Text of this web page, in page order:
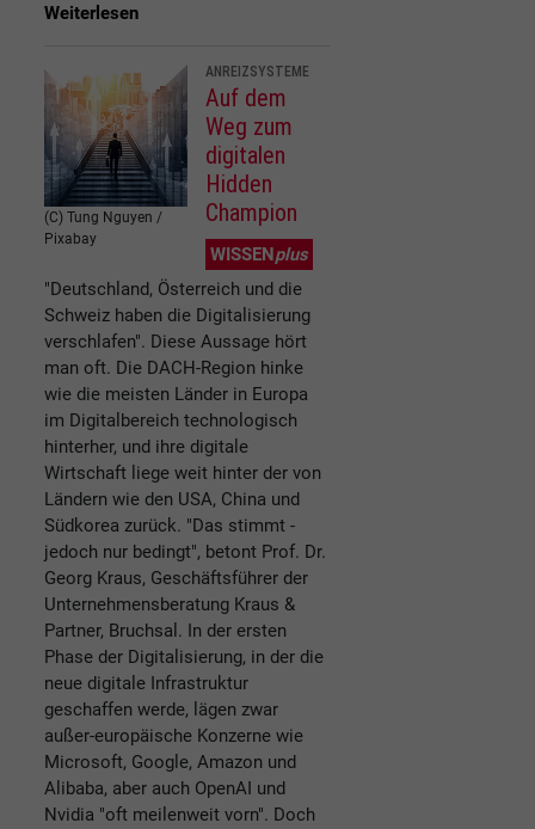
Weiterlesen
(C) Tung Nguyen /
Pixabay
ANREIZSYSTEME
Auf dem
Weg zum
digitalen
Hidden
Champion
WISSENplus
"Deutschland, Österreich und die
Schweiz haben die Digitalisierung
verschlafen". Diese Aussage hört
man oft. Die DACH-Region hinke
wie die meisten Länder in Europa
im Digitalbereich technologisch
hinterher, und ihre digitale
Wirtschaft liege weit hinter der von
Ländern wie den USA, China und
Südkorea zurück. "Das stimmt -
jedoch nur bedingt", betont Prof. Dr.
Georg Kraus, Geschäftsführer der
Unternehmensberatung Kraus &
Partner, Bruchsal. In der ersten
Phase der Digitalisierung, in der die
neue digitale Infrastruktur
geschaffen werde, lägen zwar
außer-europäische Konzerne wie
Microsoft, Google, Amazon und
Alibaba, aber auch OpenAI und
Nvidia "oft meilenweit vorn". Doch